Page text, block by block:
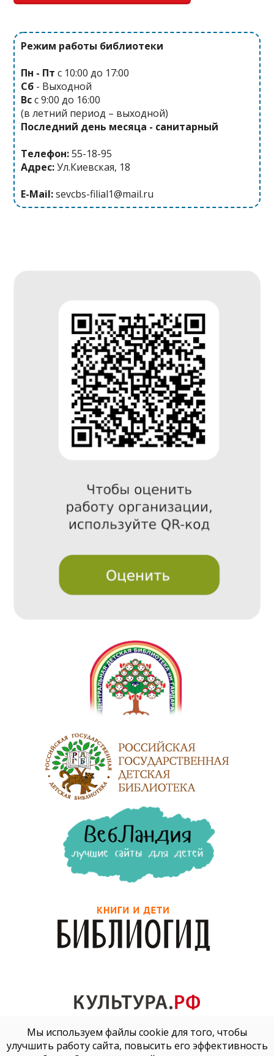
п
и
с
я
м
Режим работы библиотеки
Пн - Пт с 10:00 до 17:00
Сб - Выходной
Всс 9:00 до 16:00
(в летний период – выходной)
Последний день месяца - санитарный
Телефон:55-18-95
Адрес:Ул.Киевская, 18
E-Mail:sevcbs-filial1@mail.ru
Мы используем файлы cookie для того, чтобы
улучшить работу сайта, повысить его эффективность